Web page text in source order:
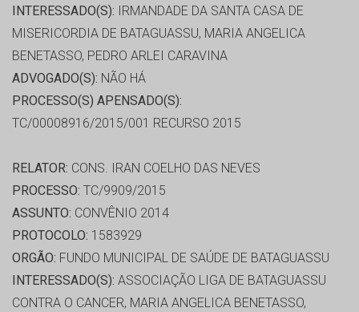
INTERESSADO(S): IRMANDADE DA SANTA CASA DE
MISERICORDIA DE BATAGUASSU, MARIA ANGELICA
BENETASSO, PEDRO ARLEI CARAVINA
ADVOGADO(S): NÃO HÁ
PROCESSO(S) APENSADO(S):
TC/00008916/2015/001 RECURSO 2015
RELATOR: CONS. IRAN COELHO DAS NEVES
PROCESSO: TC/9909/2015
ASSUNTO: CONVÊNIO 2014
PROTOCOLO: 1583929
ORGÃO: FUNDO MUNICIPAL DE SAÚDE DE BATAGUASSU
INTERESSADO(S): ASSOCIAÇÃO LIGA DE BATAGUASSU
CONTRA O CANCER, MARIA ANGELICA BENETASSO,